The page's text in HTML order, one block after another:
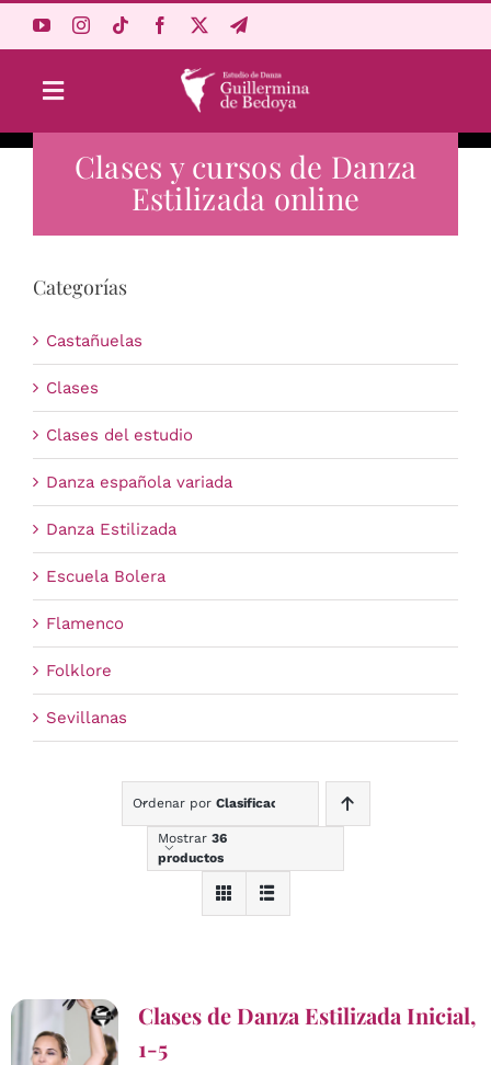
Toggle
Navigation
Aprende Online
Estudio
Carrito
Clases y cursos de Danza
Estilizada online
Categorías
Castañuelas
Clases
Clases del estudio
Danza española variada
Danza Estilizada
Escuela Bolera
Flamenco
Folklore
Sevillanas
Ordenar por Clasificación
Mostrar 36
productos
Clases de Danza Estilizada Inicial,
1-5